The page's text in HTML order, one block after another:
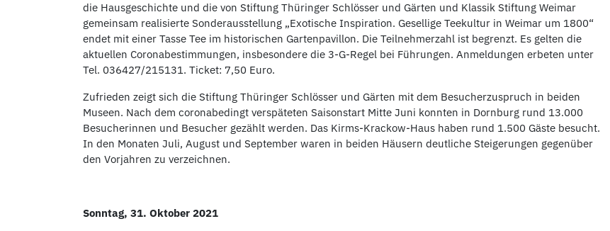
die Hausgeschichte und die von Stiftung Thüringer Schlösser und Gärten und Klassik Stiftung Weimar
gemeinsam realisierte Sonderausstellung „Exotische Inspiration. Gesellige Teekultur in Weimar um 1800“
endet mit einer Tasse Tee im historischen Gartenpavillon. Die Teilnehmerzahl ist begrenzt. Es gelten die
aktuellen Coronabestimmungen, insbesondere die 3-G-Regel bei Führungen. Anmeldungen erbeten unter
Tel. 036427/215131. Ticket: 7,50 Euro.
Zufrieden zeigt sich die Stiftung Thüringer Schlösser und Gärten mit dem Besucherzuspruch in beiden
Museen. Nach dem coronabedingt verspäteten Saisonstart Mitte Juni konnten in Dornburg rund 13.000
Besucherinnen und Besucher gezählt werden. Das Kirms-Krackow-Haus haben rund 1.500 Gäste besucht.
In den Monaten Juli, August und September waren in beiden Häusern deutliche Steigerungen gegenüber
den Vorjahren zu verzeichnen.
Sonntag, 31. Oktober 2021